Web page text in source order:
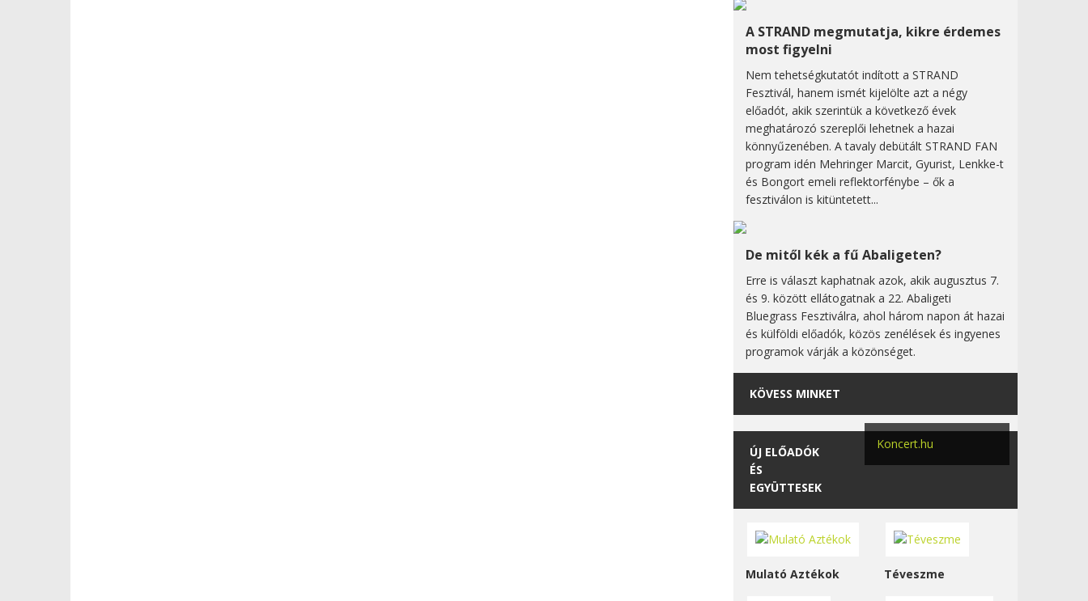
A STRAND megmutatja, kikre érdemes
most figyelni
Nem tehetségkutatót indított a STRAND
Fesztivál, hanem ismét kijelölte azt a négy
előadót, akik szerintük a következő évek
meghatározó szereplői lehetnek a hazai
könnyűzenében. A tavaly debütált STRAND FAN
program idén Mehringer Marcit, Gyurist, Lenkke-t
és Bongort emeli reflektorfénybe – ők a
fesztiválon is kitüntetett...
De mitől kék a fű Abaligeten?
Erre is választ kaphatnak azok, akik augusztus 7.
és 9. között ellátogatnak a 22. Abaligeti
Bluegrass Fesztiválra, ahol három napon át hazai
és külföldi előadók, közös zenélések és ingyenes
programok várják a közönséget.
KÖVESS MINKET
Koncert.hu
ÚJ ELŐADÓK
ÉS
EGYÜTTESEK
Mulató Aztékok Téveszme